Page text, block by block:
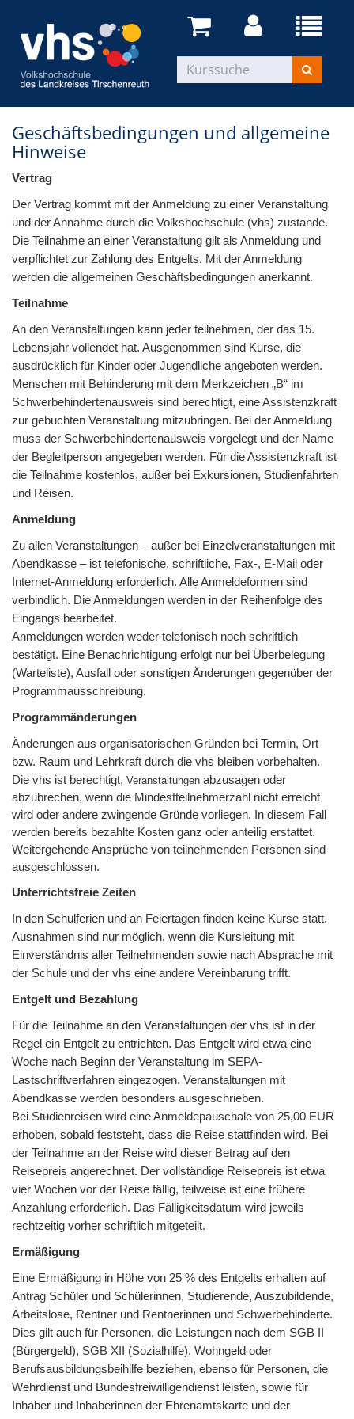
Geschäftsbedingungen und allgemeine
Hinweise
Vertrag
Der Vertrag kommt mit der Anmeldung zu einer Veranstaltung
und der Annahme durch die Volkshochschule (vhs) zustande.
Die Teilnahme an einer Veranstaltung gilt als Anmeldung und
verpflichtet zur Zahlung des Entgelts. Mit der Anmeldung
werden die allgemeinen Geschäftsbedingungen anerkannt.
Teilnahme
An den Veranstaltungen kann jeder teilnehmen, der das 15.
Lebensjahr vollendet hat. Ausgenommen sind Kurse, die
ausdrücklich für Kinder oder Jugendliche angeboten werden.
Menschen mit Behinderung mit dem Merkzeichen „B“ im
Schwerbehindertenausweis sind berechtigt, eine Assistenzkraft
zur gebuchten Veranstaltung mitzubringen. Bei der Anmeldung
muss der Schwerbehindertenausweis vorgelegt und der Name
der Begleitperson angegeben werden. Für die Assistenzkraft ist
die Teilnahme kostenlos, außer bei Exkursionen, Studienfahrten
und Reisen.
Anmeldung
Zu allen Veranstaltungen – außer bei Einzelveranstaltungen mit
Abendkasse – ist telefonische, schriftliche, Fax-, E-Mail oder
Internet-Anmeldung erforderlich. Alle Anmeldeformen sind
verbindlich. Die Anmeldungen werden in der Reihenfolge des
Eingangs bearbeitet.
Anmeldungen werden weder telefonisch noch schriftlich
bestätigt. Eine Benachrichtigung erfolgt nur bei Überbelegung
(Warteliste), Ausfall oder sonstigen Änderungen gegenüber der
Programmausschreibung.
Programmänderungen
Änderungen aus organisatorischen Gründen bei Termin, Ort
bzw. Raum und Lehrkraft durch die vhs bleiben vorbehalten.
Die vhs ist berechtigt, Veranstaltungen abzusagen oder
abzubrechen, wenn die Mindestteilnehmerzahl nicht erreicht
wird oder andere zwingende Gründe vorliegen. In diesem Fall
werden bereits bezahlte Kosten ganz oder anteilig erstattet.
Weitergehende Ansprüche von teilnehmenden Personen sind
ausgeschlossen.
Unterrichtsfreie Zeiten
In den Schulferien und an Feiertagen finden keine Kurse statt.
Ausnahmen sind nur möglich, wenn die Kursleitung mit
Einverständnis aller Teilnehmenden sowie nach Absprache mit
der Schule und der vhs eine andere Vereinbarung trifft.
Entgelt und Bezahlung
Für die Teilnahme an den Veranstaltungen der vhs ist in der
Regel ein Entgelt zu entrichten. Das Entgelt wird etwa eine
Woche nach Beginn der Veranstaltung im SEPA-
Lastschriftverfahren eingezogen. Veranstaltungen mit
Abendkasse werden besonders ausgeschrieben.
Bei Studienreisen wird eine Anmeldepauschale von 25,00 EUR
erhoben, sobald feststeht, dass die Reise stattfinden wird. Bei
der Teilnahme an der Reise wird dieser Betrag auf den
Reisepreis angerechnet. Der vollständige Reisepreis ist etwa
vier Wochen vor der Reise fällig, teilweise ist eine frühere
Anzahlung erforderlich. Das Fälligkeitsdatum wird jeweils
rechtzeitig vorher schriftlich mitgeteilt.
Ermäßigung
Eine Ermäßigung in Höhe von 25 % des Entgelts erhalten auf
Antrag Schüler und Schülerinnen, Studierende, Auszubildende,
Arbeitslose, Rentner und Rentnerinnen und Schwerbehinderte.
Dies gilt auch für Personen, die Leistungen nach dem SGB II
(Bürgergeld), SGB XII (Sozialhilfe), Wohngeld oder
Berufsausbildungsbeihilfe beziehen, ebenso für Personen, die
Wehrdienst und Bundesfreiwilligendienst leisten, sowie für
Inhaber und Inhaberinnen der Ehrenamtskarte und der